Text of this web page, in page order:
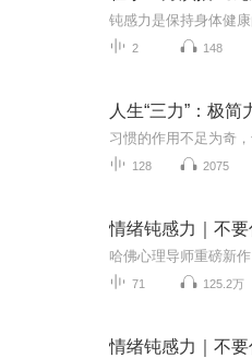
2 148
人生“三力”：极
128 2075
情绪钝感力｜不
71 125.2万
情绪钝感力｜不